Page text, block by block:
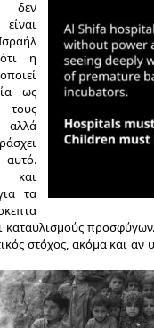
δεν
ότι η
ως
τους
αλλά
αυτό.
και
τα
καταυλισμούς
στόχος, ακόμα και αν